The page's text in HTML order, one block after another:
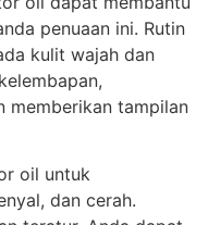
penuaan ini. Rutin
kulit wajah dan
memberikan tampilan
oil untuk
dan cerah.